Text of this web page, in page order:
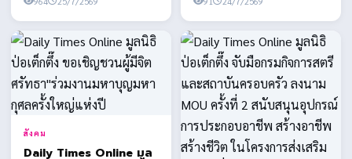
สังคม
Daily Times Online มูล